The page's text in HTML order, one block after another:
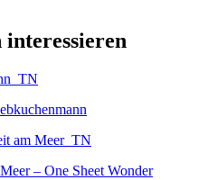
interessieren
– One Sheet Wonder